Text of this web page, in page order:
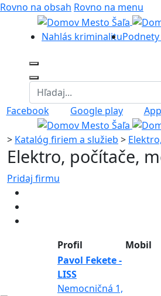
Rovno na obsah Rovno na menu
Nahlás kriminalitu
Facebook Google play
> Katalóg firiem a služieb >
Elektro, počítače,
Pridaj firmu
Profil Mobil
Pavol Fekete -
LISS
Nemocničná 1,